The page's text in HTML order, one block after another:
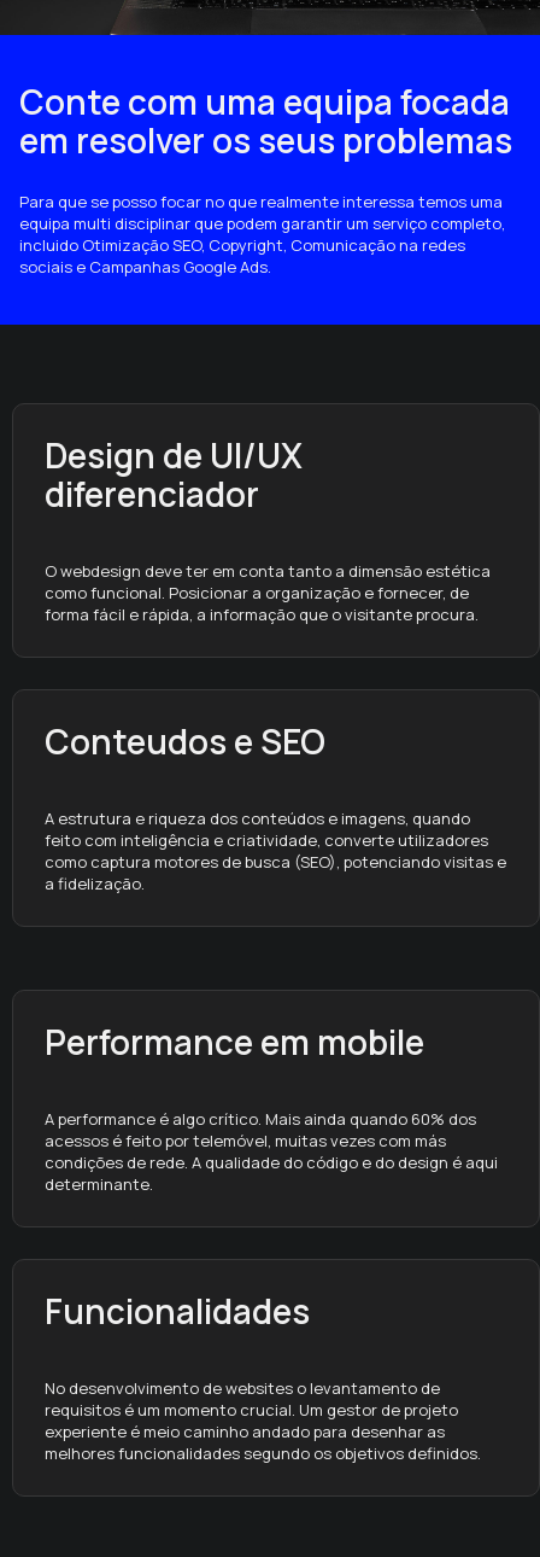
Conte com uma equipa focada
em resolver os seus problemas
Para que se posso focar no que realmente interessa temos uma
equipa multi disciplinar que podem garantir um serviço completo,
incluido Otimização SEO, Copyright, Comunicação na redes
sociais e Campanhas Google Ads.
Design de UI/UX
diferenciador
O webdesign deve ter em conta tanto a dimensão estética
como funcional. Posicionar a organização e fornecer, de
forma fácil e rápida, a informação que o visitante procura.
Conteudos e SEO
A estrutura e riqueza dos conteúdos e imagens, quando
feito com inteligência e criatividade, converte utilizadores
como captura motores de busca (SEO), potenciando visitas e
a fidelização.
Performance em mobile
A performance é algo crítico. Mais ainda quando 60% dos
acessos é feito por telemóvel, muitas vezes com más
condições de rede. A qualidade do código e do design é aqui
determinante.
Funcionalidades
No desenvolvimento de websites o levantamento de
requisitos é um momento crucial. Um gestor de projeto
experiente é meio caminho andado para desenhar as
melhores funcionalidades segundo os objetivos definidos.